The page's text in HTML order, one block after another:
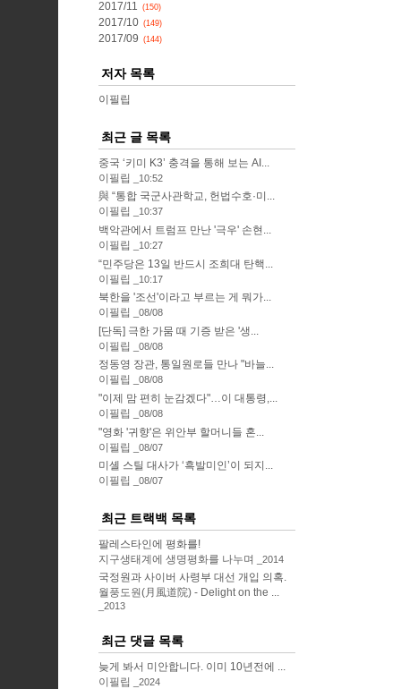
2017/11 (150)
2017/10 (149)
2017/09 (144)
저자 목록
이필립
최근 글 목록
중국 ‘키미 K3’ 충격을 통해 보는 AI...
이필립
10:52
與 “통합 국군사관학교, 헌법수호·미...
이필립
10:37
백악관에서 트럼프 만난 '극우' 손현...
이필립
10:27
“민주당은 13일 반드시 조희대 탄핵...
이필립
10:17
북한을 '조선'이라고 부르는 게 뭐가...
이필립
08/08
[단독] 극한 가뭄 때 기증 받은 '생...
이필립
08/08
정동영 장관, 통일원로들 만나 "바늘...
이필립
08/08
"이제 맘 편히 눈감겠다"…이 대통령,...
이필립
08/08
"영화 '귀향'은 위안부 할머니들 혼...
이필립
08/07
미셸 스틸 대사가 ‘흑발미인’이 되지...
이필립
08/07
최근 트랙백 목록
팔레스타인에 평화를!
지구생태계에 생명평화를 나누며
2014
국정원과 사이버 사령부 대선 개입 의혹.
월풍도원(月風道院) - Delight on the ...
2013
최근 댓글 목록
늦게 봐서 미안합니다. 이미 10년전에 ...
이필립
2024